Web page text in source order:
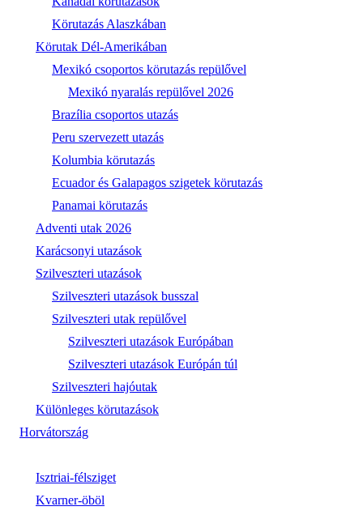
Körutazás Alaszkában
Körutak Dél-Amerikában
Mexikó csoportos körutazás repülővel
Mexikó nyaralás repülővel 2026
Brazília csoportos utazás
Peru szervezett utazás
Kolumbia körutazás
Ecuador és Galapagos szigetek körutazás
Panamai körutazás
Adventi utak 2026
Karácsonyi utazások
Szilveszteri utazások
Szilveszteri utazások busszal
Szilveszteri utak repülővel
Szilveszteri utazások Európában
Szilveszteri utazások Európán túl
Szilveszteri hajóutak
Különleges körutazások
Horvátország
Isztriai-félsziget
Kvarner-öböl